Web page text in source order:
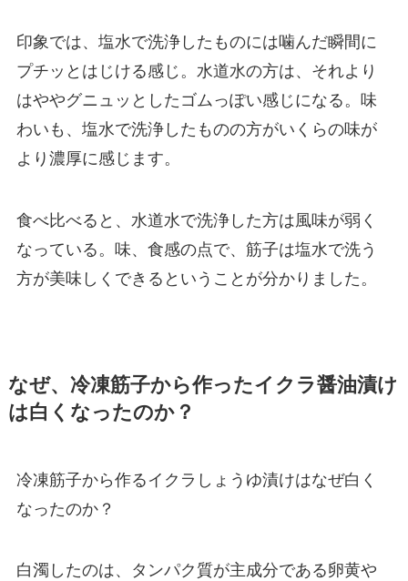
印象では、塩水で洗浄したものには噛んだ瞬間に
プチッとはじける感じ 。水道水の方は、それより
はややグニュッとしたゴムっぽい感じになる。味
わいも、 塩水で洗浄したものの方がいくらの味が
より濃厚に感じます。
食べ比べると、水道水で洗浄した方は風味が弱く
なっている。 味、食感の点で、筋子は塩水で洗う
方が美味しくできる ということが分かりました。
なぜ、冷凍筋子から作ったイクラ醤油漬け
は白くなったのか？
冷凍筋子から作るイクラしょうゆ漬けはなぜ白く
なったのか？
白濁したのは、タンパク質が主成分である卵黄や